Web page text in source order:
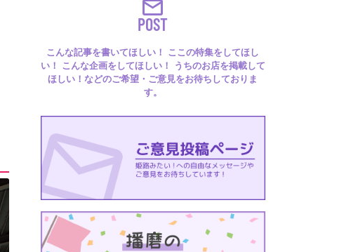
まるはり 雑誌・デジタルブック
POST
こんな記事を書いてほしい！ ここの特集をしてほし
い！ こんな企画をしてほしい！ うちのお店を掲載して
ほしい！などのご希望・ご意見をお待ちしておりま
す。